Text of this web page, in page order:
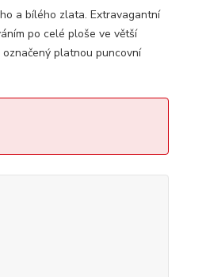
a bílého zlata. Extravagantní
po celé ploše ve větší
platnou puncovní